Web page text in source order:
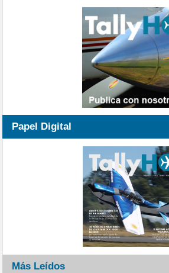
Papel Digital
Más Leídos